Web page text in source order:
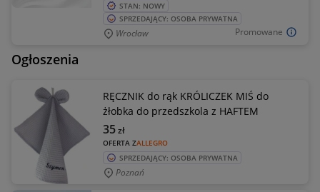
Promowane
STAN: NOWY
SPRZEDAJĄCY: OSOBA PRYWATNA
Wrocław
Ogłoszenia
RĘCZNIK do rąk KRÓLICZEK MIŚ do
żłobka do przedszkola z HAFTEM
OFERTA ZALLEGRO
35zł
SPRZEDAJĄCY: OSOBA PRYWATNA
Poznań